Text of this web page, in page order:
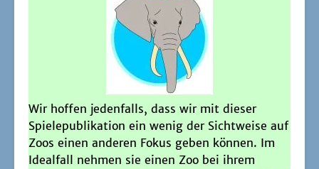
Wir hof­fen jeden­falls, dass wir mit die­ser
Spie­le­pu­bli­ka­ti­on ein wenig der Sicht­wei­se auf
Zoos einen ande­ren Fokus geben kön­nen. Im
Ide­al­fall neh­men sie einen Zoo bei ihrem